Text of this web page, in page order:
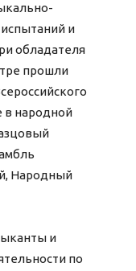
и
обладателя
прошли
в народной
Народный
и
по